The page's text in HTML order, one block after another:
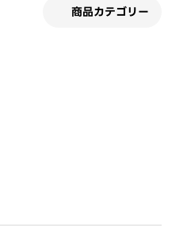
商品カテゴリー